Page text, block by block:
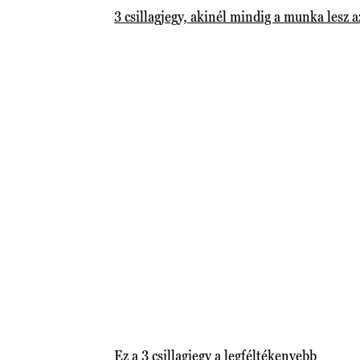
3 csillagjegy, akinél mindig a munka lesz
Ez a 3 csillagjegy a legféltékenyebb